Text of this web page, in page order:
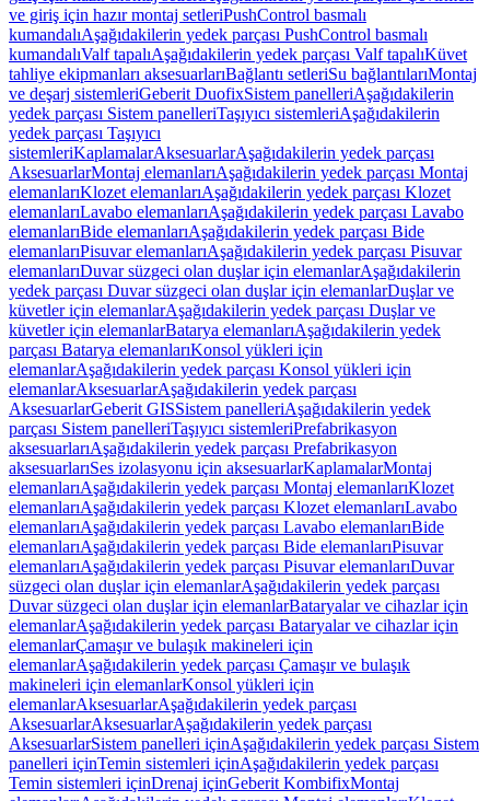
ve giriş için hazır montaj setleriPushControl basmalı
kumandalıAşağıdakilerin yedek parçası PushControl basmalı
kumandalıValf tapalıAşağıdakilerin yedek parçası Valf tapalıKüvet
tahliye ekipmanları aksesuarlarıBağlantı setleriSu bağlantılarıMontaj
ve deşarj sistemleriGeberit DuofixSistem panelleriAşağıdakilerin
yedek parçası Sistem panelleriTaşıyıcı sistemleriAşağıdakilerin
yedek parçası Taşıyıcı
sistemleriKaplamalarAksesuarlarAşağıdakilerin yedek parçası
AksesuarlarMontaj elemanlarıAşağıdakilerin yedek parçası Montaj
elemanlarıKlozet elemanlarıAşağıdakilerin yedek parçası Klozet
elemanlarıLavabo elemanlarıAşağıdakilerin yedek parçası Lavabo
elemanlarıBide elemanlarıAşağıdakilerin yedek parçası Bide
elemanlarıPisuvar elemanlarıAşağıdakilerin yedek parçası Pisuvar
elemanlarıDuvar süzgeci olan duşlar için elemanlarAşağıdakilerin
yedek parçası Duvar süzgeci olan duşlar için elemanlarDuşlar ve
küvetler için elemanlarAşağıdakilerin yedek parçası Duşlar ve
küvetler için elemanlarBatarya elemanlarıAşağıdakilerin yedek
parçası Batarya elemanlarıKonsol yükleri için
elemanlarAşağıdakilerin yedek parçası Konsol yükleri için
elemanlarAksesuarlarAşağıdakilerin yedek parçası
AksesuarlarGeberit GISSistem panelleriAşağıdakilerin yedek
parçası Sistem panelleriTaşıyıcı sistemleriPrefabrikasyon
aksesuarlarıAşağıdakilerin yedek parçası Prefabrikasyon
aksesuarlarıSes izolasyonu için aksesuarlarKaplamalarMontaj
elemanlarıAşağıdakilerin yedek parçası Montaj elemanlarıKlozet
elemanlarıAşağıdakilerin yedek parçası Klozet elemanlarıLavabo
elemanlarıAşağıdakilerin yedek parçası Lavabo elemanlarıBide
elemanlarıAşağıdakilerin yedek parçası Bide elemanlarıPisuvar
elemanlarıAşağıdakilerin yedek parçası Pisuvar elemanlarıDuvar
süzgeci olan duşlar için elemanlarAşağıdakilerin yedek parçası
Duvar süzgeci olan duşlar için elemanlarBataryalar ve cihazlar için
elemanlarAşağıdakilerin yedek parçası Bataryalar ve cihazlar için
elemanlarÇamaşır ve bulaşık makineleri için
elemanlarAşağıdakilerin yedek parçası Çamaşır ve bulaşık
makineleri için elemanlarKonsol yükleri için
elemanlarAksesuarlarAşağıdakilerin yedek parçası
AksesuarlarAksesuarlarAşağıdakilerin yedek parçası
AksesuarlarSistem panelleri içinAşağıdakilerin yedek parçası Sistem
panelleri içinTemin sistemleri içinAşağıdakilerin yedek parçası
Temin sistemleri içinDrenaj içinGeberit KombifixMontaj